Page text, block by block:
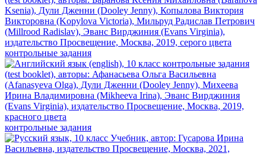
контрольные задания
контрольные задания